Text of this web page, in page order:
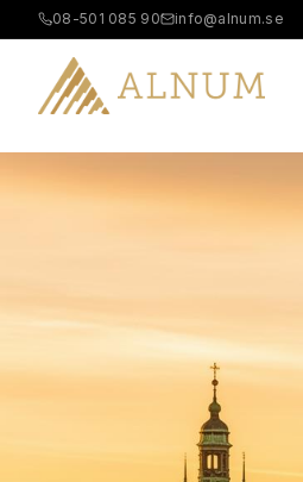
08-501 085 90 info@alnum.se